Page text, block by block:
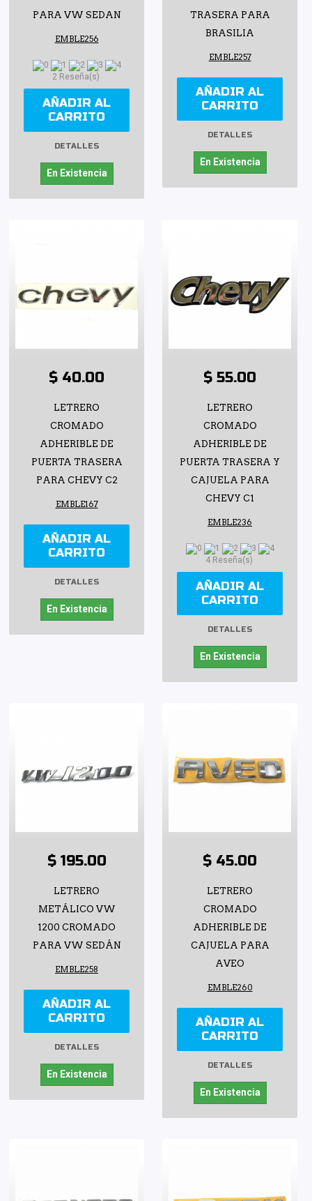
PARA VW SEDAN
EMBLE256
2 Reseña(s)
AÑADIR AL
CARRITO
DETALLES
En Existencia
TRASERA PARA
BRASILIA
EMBLE257
AÑADIR AL
CARRITO
DETALLES
En Existencia
$ 40.00
LETRERO
CROMADO
ADHERIBLE DE
PUERTA TRASERA
PARA CHEVY C2
EMBLE167
AÑADIR AL
CARRITO
DETALLES
En Existencia
$ 55.00
LETRERO
CROMADO
ADHERIBLE DE
PUERTA TRASERA Y
CAJUELA PARA
CHEVY C1
EMBLE236
4 Reseña(s)
AÑADIR AL
CARRITO
DETALLES
En Existencia
$ 195.00
LETRERO
METÁLICO VW
1200 CROMADO
PARA VW SEDÁN
EMBLE258
AÑADIR AL
CARRITO
DETALLES
En Existencia
$ 45.00
LETRERO
CROMADO
ADHERIBLE DE
CAJUELA PARA
AVEO
EMBLE260
AÑADIR AL
CARRITO
DETALLES
En Existencia